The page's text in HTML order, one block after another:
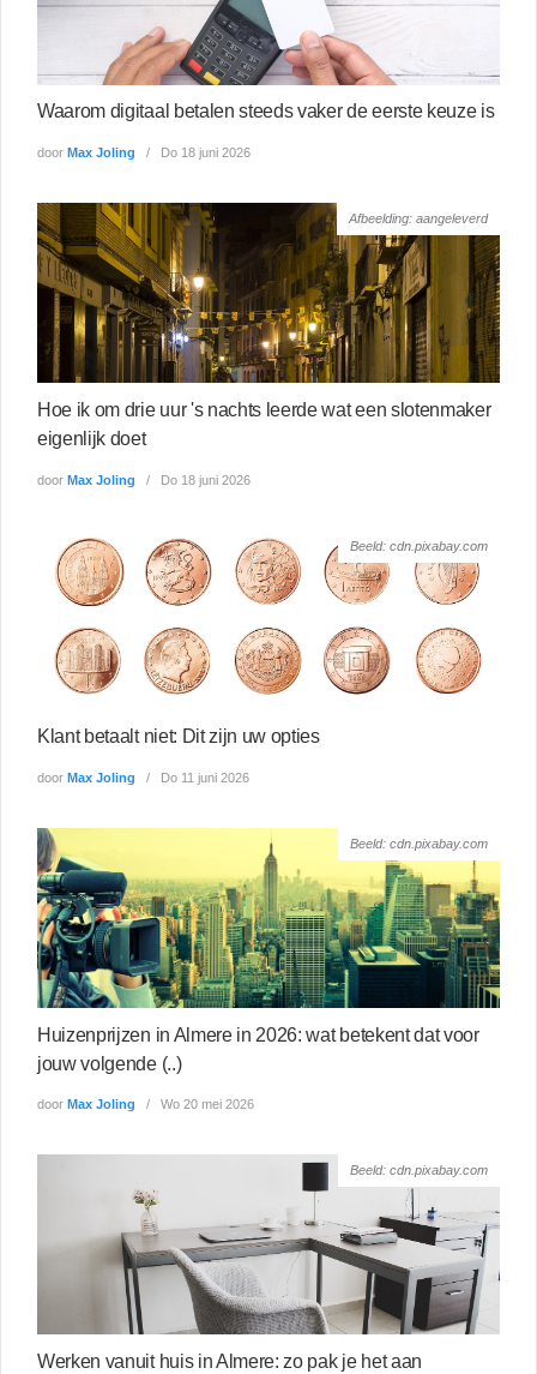
Waarom digitaal betalen steeds vaker de eerste keuze is
door Max Joling Do 18 juni 2026
Afbeelding: aangeleverd
Hoe ik om drie uur 's nachts leerde wat een slotenmaker
eigenlijk doet
door Max Joling Do 18 juni 2026
Beeld: cdn.pixabay.com
Klant betaalt niet: Dit zijn uw opties
door Max Joling Do 11 juni 2026
Beeld: cdn.pixabay.com
Huizenprijzen in Almere in 2026: wat betekent dat voor
jouw volgende (..)
door Max Joling Wo 20 mei 2026
Beeld: cdn.pixabay.com
Werken vanuit huis in Almere: zo pak je het aan